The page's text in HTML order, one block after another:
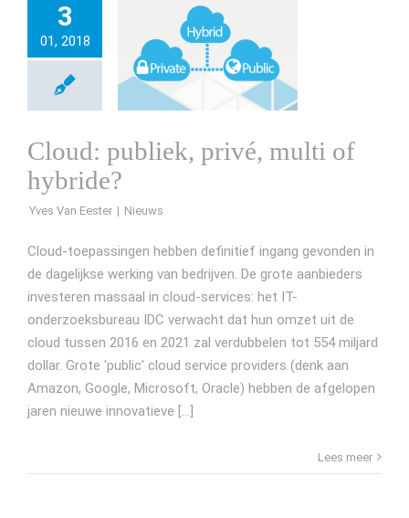
3
01, 2018
Cloud: publiek, privé, multi of
hybride?
Yves Van Eester
Cloud-toepassingen hebben definitief ingang gevonden in
de dagelijkse werking van bedrijven. De grote aanbieders
investeren massaal in cloud-services: het IT-
onderzoeksbureau IDC verwacht dat hun omzet uit de
cloud tussen 2016 en 2021 zal verdubbelen tot 554 miljard
dollar. Grote 'public' cloud service providers (denk aan
Amazon, Google, Microsoft, Oracle) hebben de afgelopen
jaren nieuwe innovatieve [...]
Lees meer